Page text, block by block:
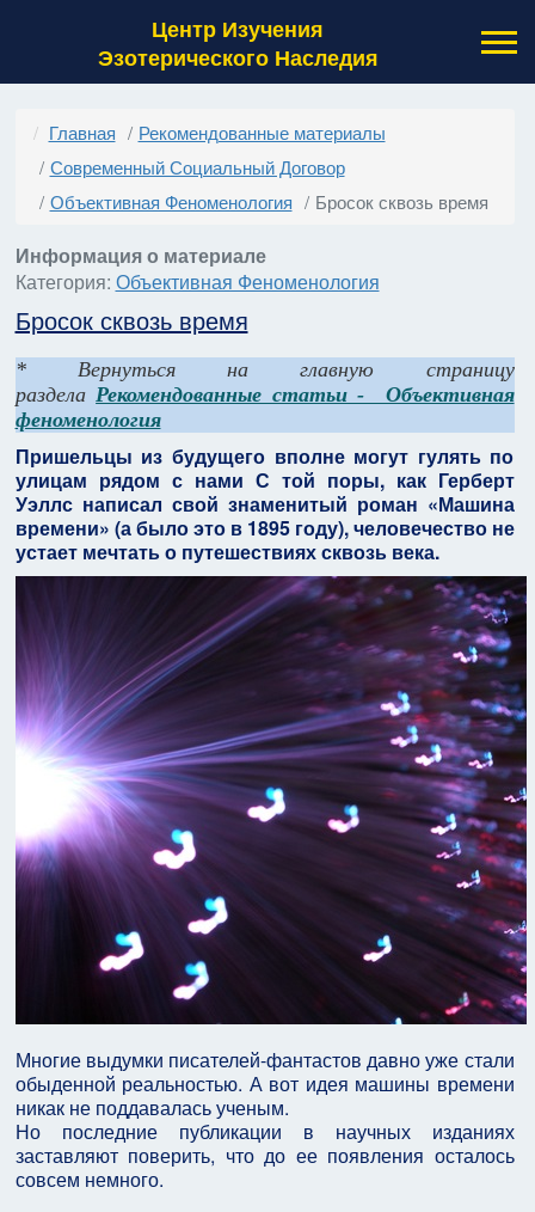
Центр Изучения
Эзотерического Наследия
Главная
Рекомендованные материалы
Современный Социальный Договор
Объективная Феноменология
Бросок сквозь время
Информация о материале
Категория: Объективная Феноменология
Бросок сквозь время
* Вернуться на главную страницу
разделаРекомендованные статьи - Объективная
феноменология
Пришельцы из будущего вполне могут гулять по
улицам рядом с нами С той поры, как Герберт
Уэллс написал свой знаменитый роман «Машина
времени» (а было это в 1895 году), человечество не
устает мечтать о путешествиях сквозь века.
Многие выдумки писателей-фантастов давно уже стали
обыденной реальностью. А вот идея машины времени
никак не поддавалась ученым.
Но последние публикации в научных изданиях
заставляют поверить, что до ее появления осталось
совсем немного.